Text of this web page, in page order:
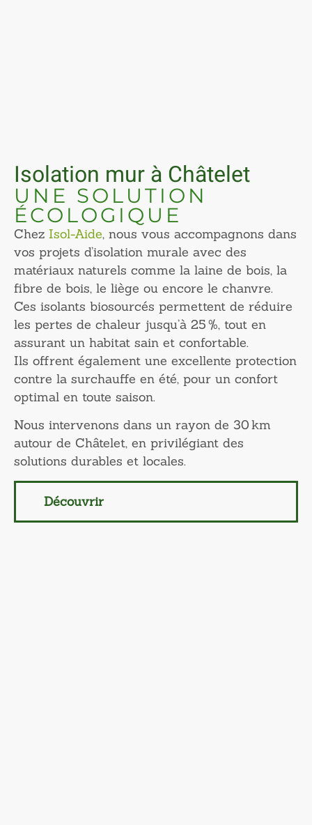
Isolation mur à Châtelet
UNE SOLUTION
ÉCOLOGIQUE
Chez Isol-Aide, nous vous accompagnons dans
vos projets d’isolation murale avec des
matériaux naturels comme la laine de bois, la
fibre de bois, le liège ou encore le chanvre.
Ces isolants biosourcés permettent de réduire
les pertes de chaleur jusqu’à 25 %, tout en
assurant un habitat sain et confortable.
Ils offrent également une excellente protection
contre la surchauffe en été, pour un confort
optimal en toute saison.
Nous intervenons dans un rayon de 30 km
autour de Châtelet, en privilégiant des
solutions durables et locales.
Découvrir